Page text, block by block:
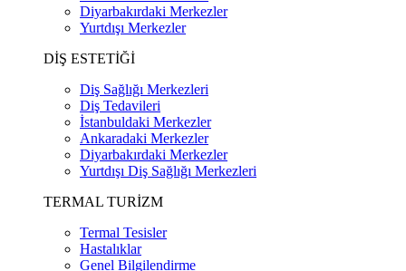
Diyarbakırdaki Merkezler
Yurtdışı Merkezler
DİŞ ESTETİĞİ
Diş Sağlığı Merkezleri
Diş Tedavileri
İstanbuldaki Merkezler
Ankaradaki Merkezler
Diyarbakırdaki Merkezler
Yurtdışı Diş Sağlığı Merkezleri
TERMAL TURİZM
Termal Tesisler
Hastalıklar
Genel Bilgilendirme